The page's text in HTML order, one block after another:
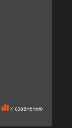
К сравнению